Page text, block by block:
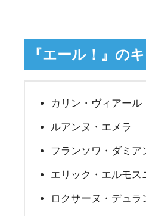
『エール！』の
カリン・ヴィアール
ルアンヌ・エメラ
フランソワ・ダミア
エリック・エルモス
ロクサーヌ・デュラ